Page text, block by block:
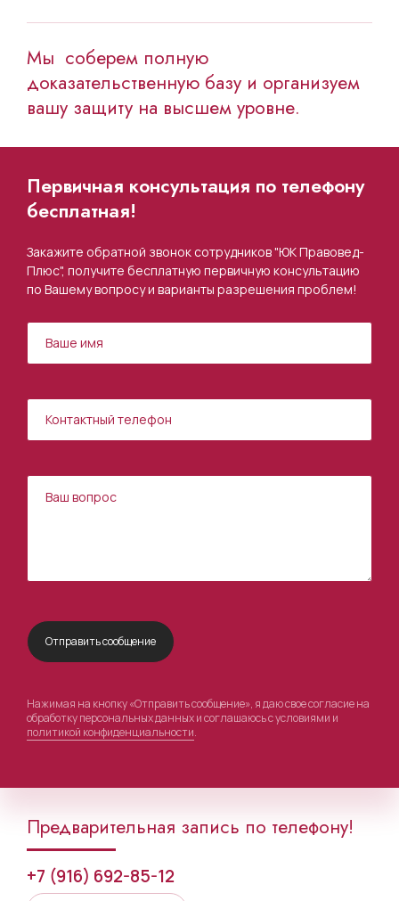
Мы соберем полную
доказательственную базу и организуем
вашу защиту на высшем уровне.
Первичная консультация по телефону
бесплатная!
Закажите обратной звонок сотрудников "ЮК Правовед-
Плюс", получите бесплатную первичную консультацию
по Вашему вопросу и варианты разрешения проблем!
Нажимая на кнопку «Отправить сообщение», я даю свое согласие на
обработку персональных данных и соглашаюсь с условиями и
политикой конфиденциальности.
Предварительная запись по телефону!
+7 (916) 692-85-12